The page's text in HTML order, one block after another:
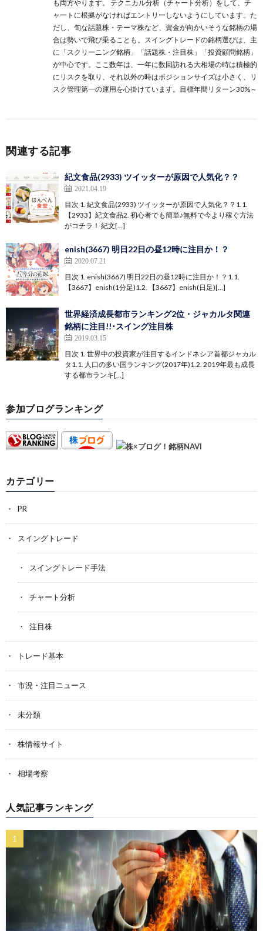
も両方やります。 テクニカル分析（チャート分析）をして、チ
ャートに根拠がなければエントリーしないようにしています。た
だし、旬な話題株・テーマ株など、資金が向かいそうな銘柄の場
合は勢いで飛び乗ることも。スイングトレードの銘柄選びは、主
に 「スクリーニング銘柄」 「話題株・注目株」
「投資顧問銘柄」
が中心です。ここ数年は、一年に数回訪れる大相場の時は積極的
にリスクを取り、それ以外の時はポジションサイズは小さく、リ
スク管理第一の運用を心掛けています。目標年間リターン30%～
関連する記事
紀文食品(2933) ツイッターが原因で人気化？？
2021.04.19
目次 1. 紀文食品(2933) ツイッターが原因で人気化？？1.1.
【2933】紀文食品2. 初心者でも簡単♪無料で今より稼ぐ方法
がコチラ！ 紀文[…]
enish(3667) 明日22日の昼12時に注目か！？
2020.07.21
目次 1. enish(3667) 明日22日の昼12時に注目か！？1.1.
【3667】enish(1分足)1.2. 【3667】enish(日足)[…]
世界経済成長都市ランキング2位・ジャカルタ関連
銘柄に注目!!･スイング注目株
2019.03.15
目次 1. 世界中の投資家が注目するインドネシア首都ジャカル
タ1.1. 人口の多い国ランキング(2017年)1.2. 2019年最も成長
する都市ランキ[…]
参加ブログランキング
カテゴリー
PR
スイングトレード
スイングトレード手法
チャート分析
注目株
トレード基本
市況・注目ニュース
未分類
株情報サイト
相場考察
人気記事ランキング